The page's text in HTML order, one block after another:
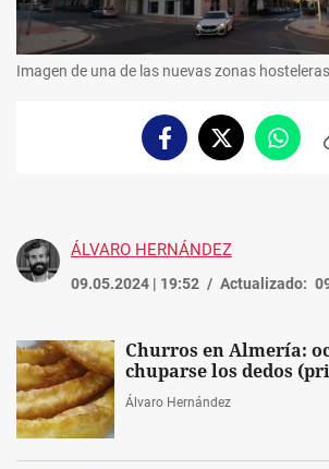
Imagen de una de las nuevas zonas
FacebookTwitter
ÁLVARO HERNÁNDEZ
09.05.2024 | 19:52 Actualizado:
Churros en Almería:
chuparse los dedos
Álvaro Hernández